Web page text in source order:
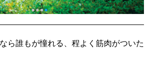
ら誰もが憧れる、程よく筋肉がついた